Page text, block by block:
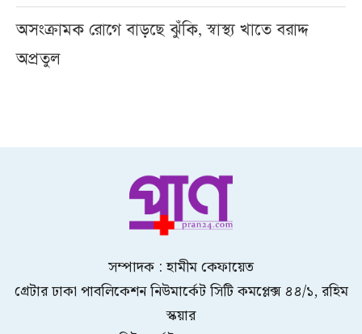
অসংক্রামক রোগে বাড়ছে ঝুঁকি, স্বাস্থ্য খাতে বরাদ্দ
অপ্রতুল
সম্পাদক : হামীম কেফায়েত
গ্রেটার ঢাকা পাবলিকেশন নিউমার্কেট সিটি কমপ্লেক্স ৪৪/১, রহিম
স্কয়ার